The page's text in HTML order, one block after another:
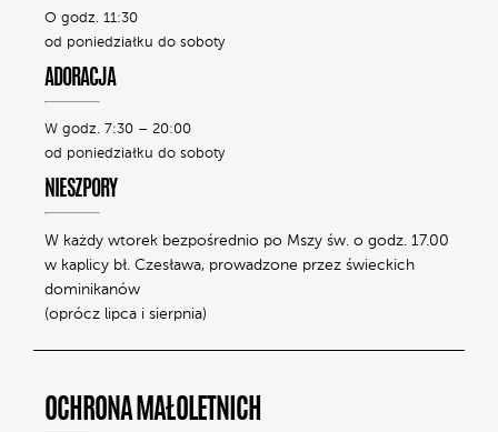
O godz. 11:30
od poniedziałku do soboty
ADORACJA
W godz. 7:30 – 20:00
od poniedziałku do soboty
NIESZPORY
W każdy wtorek bezpośrednio po Mszy św. o godz. 17.00
w kaplicy bł. Czesława, prowadzone przez świeckich
dominikanów
(oprócz lipca i sierpnia)
OCHRONA MAŁOLETNICH